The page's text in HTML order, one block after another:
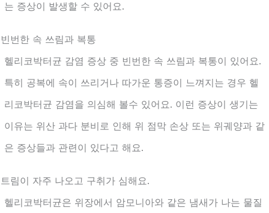
는 증상이 발생할 수 있어요.
번한 속 쓰림과 복통
헬리코박터균 감염 증상 중 빈번한 속 쓰림과 복통이 있어요.
특히 공복에 속이 쓰리거나 따가운 통증이 느껴지는 경우 헬
리코박터균 감염을 의심해 볼수 있어요. 이런 증상이 생기는
이유는 위산 과다 분비로 인해 위 점막 손상 또는 위궤양과 같
은 증상들과 관련이 있다고 해요.
림이 자주 나오고 구취가 심해요.
헬리코박터균은 위장에서 암모니아와 같은 냄새가 나는 물질